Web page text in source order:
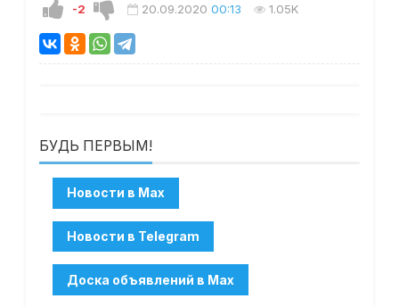
-2 20.09.2020 00:13 1.05K
БУДЬ ПЕРВЫМ!